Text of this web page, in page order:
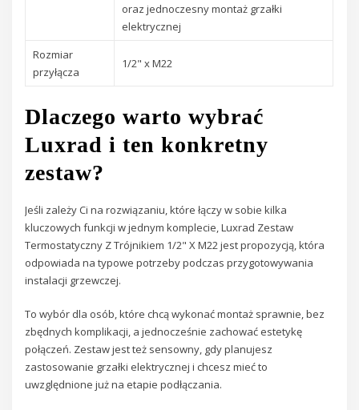
oraz jednoczesny montaż grzałki
elektrycznej
Rozmiar
przyłącza
1/2" x M22
Dlaczego warto wybrać
Luxrad i ten konkretny
zestaw?
Jeśli zależy Ci na rozwiązaniu, które łączy w sobie kilka
kluczowych funkcji w jednym komplecie, Luxrad Zestaw
Termostatyczny Z Trójnikiem 1/2" X M22 jest propozycją, która
odpowiada na typowe potrzeby podczas przygotowywania
instalacji grzewczej.
To wybór dla osób, które chcą wykonać montaż sprawnie, bez
zbędnych komplikacji, a jednocześnie zachować estetykę
połączeń. Zestaw jest też sensowny, gdy planujesz
zastosowanie grzałki elektrycznej i chcesz mieć to
uwzględnione już na etapie podłączania.